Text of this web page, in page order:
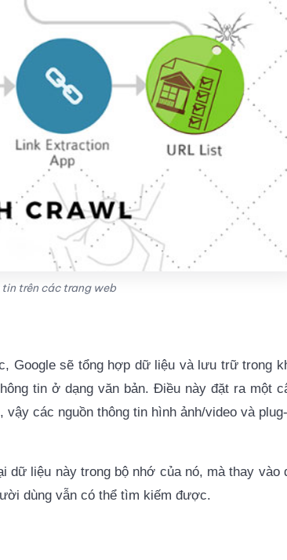
trên các trang web
Google sẽ tổng hợp dữ liệu và lưu trữ trong
tin ở dạng văn bản. Điều này đặt ra một
các nguồn thông tin hình ảnh/video và
liệu này trong bộ nhớ của nó, mà thay vào
dùng vẫn có thể tìm kiếm được.